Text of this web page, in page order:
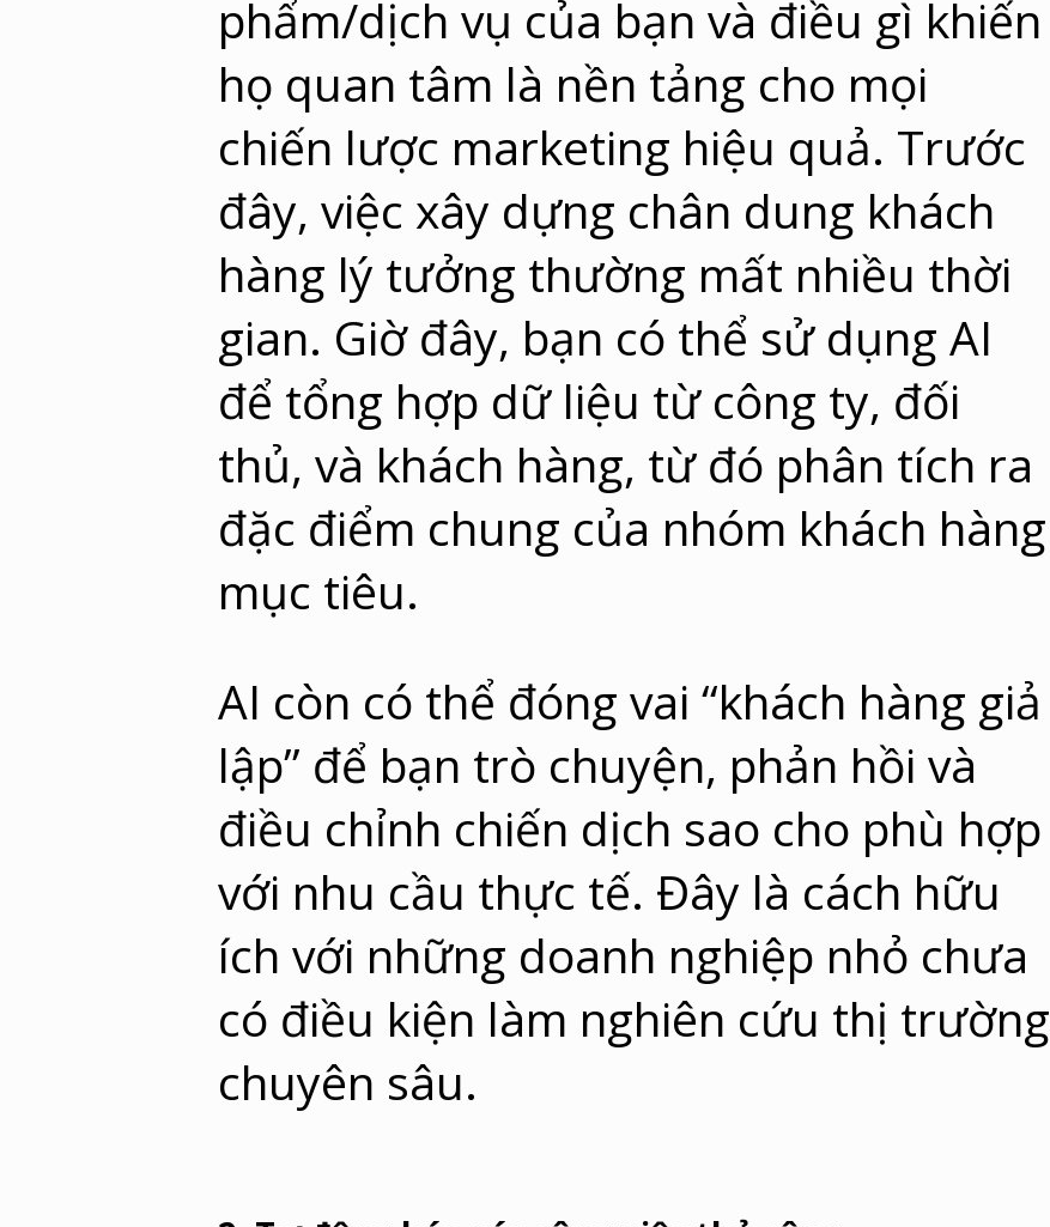
phẩm/dịch vụ của bạn và điều gì khiến
họ quan tâm là nền tảng cho mọi
chiến lược marketing hiệu quả. Trước
đây, việc xây dựng chân dung khách
hàng lý tưởng thường mất nhiều thời
gian. Giờ đây, bạn có thể sử dụng AI
để tổng hợp dữ liệu từ công ty, đối
thủ, và khách hàng, từ đó phân tích ra
đặc điểm chung của nhóm khách hàng
mục tiêu.
AI còn có thể đóng vai “khách hàng giả
lập” để bạn trò chuyện, phản hồi và
điều chỉnh chiến dịch sao cho phù hợp
với nhu cầu thực tế. Đây là cách hữu
ích với những doanh nghiệp nhỏ chưa
có điều kiện làm nghiên cứu thị trường
chuyên sâu.